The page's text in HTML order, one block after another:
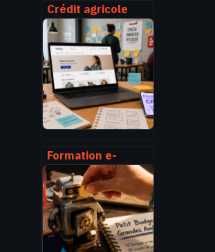
Crédit agricole
paris agence :
trouver
rapidement
l’agence qu’il vous
faut
Formation e-
commerce CPF : 3
étapes pour lancer
votre boutique
avec 100€ de
reste à charge